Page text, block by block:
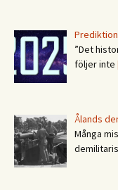
”Det
följer inte
Ålands
Många